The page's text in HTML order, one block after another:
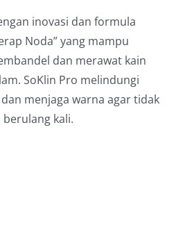
inovasi dan formula
Noda” yang mampu
dan merawat kain
SoKlin Pro melindungi
menjaga warna agar tidak
kali.